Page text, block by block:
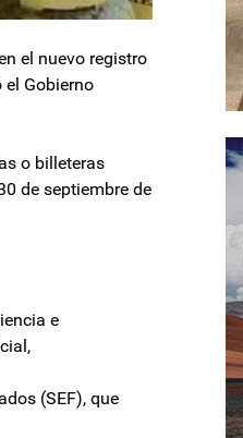
el nuevo registro
Gobierno
o billeteras
de septiembre de
e
(SEF), que